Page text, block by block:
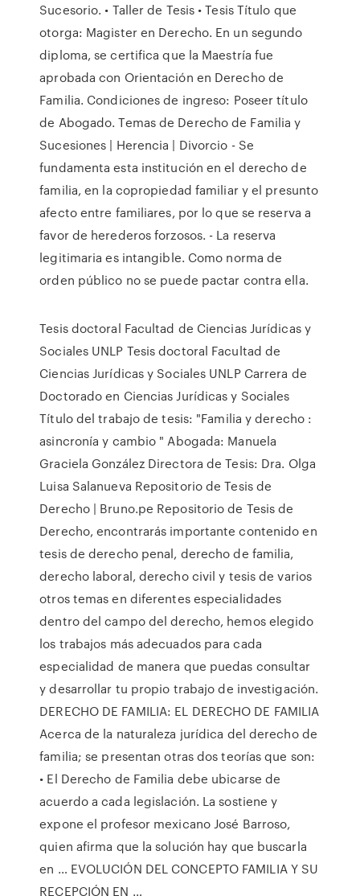
Sucesorio. • Taller de Tesis • Tesis Título que
otorga: Magister en Derecho. En un segundo
diploma, se certifica que la Maestría fue
aprobada con Orientación en Derecho de
Familia. Condiciones de ingreso: Poseer título
de Abogado. Temas de Derecho de Familia y
Sucesiones | Herencia | Divorcio - Se
fundamenta esta institución en el derecho de
familia, en la copropiedad familiar y el presunto
afecto entre familiares, por lo que se reserva a
favor de herederos forzosos. - La reserva
legitimaria es intangible. Como norma de
orden público no se puede pactar contra ella.
Tesis doctoral Facultad de Ciencias Jurídicas y
Sociales UNLP Tesis doctoral Facultad de
Ciencias Jurídicas y Sociales UNLP Carrera de
Doctorado en Ciencias Jurídicas y Sociales
Título del trabajo de tesis: "Familia y derecho :
asincronía y cambio " Abogada: Manuela
Graciela González Directora de Tesis: Dra. Olga
Luisa Salanueva Repositorio de Tesis de
Derecho | Bruno.pe Repositorio de Tesis de
Derecho, encontrarás importante contenido en
tesis de derecho penal, derecho de familia,
derecho laboral, derecho civil y tesis de varios
otros temas en diferentes especialidades
dentro del campo del derecho, hemos elegido
los trabajos más adecuados para cada
especialidad de manera que puedas consultar
y desarrollar tu propio trabajo de investigación.
DERECHO DE FAMILIA: EL DERECHO DE FAMILIA
Acerca de la naturaleza jurídica del derecho de
familia; se presentan otras dos teorías que son:
• El Derecho de Familia debe ubicarse de
acuerdo a cada legislación. La sostiene y
expone el profesor mexicano José Barroso,
quien afirma que la solución hay que buscarla
en … EVOLUCIÓN DEL CONCEPTO FAMILIA Y SU
RECEPCIÓN EN …